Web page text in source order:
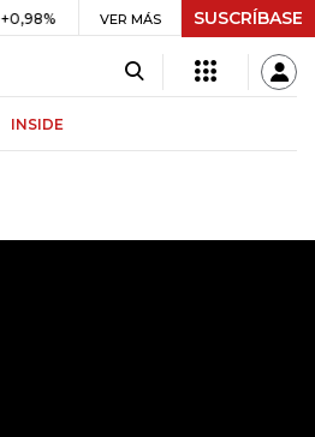
UVR $ 416,91 +$ 0,05 +0,01%
VER MÁS SUSCRÍBASE
INSIDE